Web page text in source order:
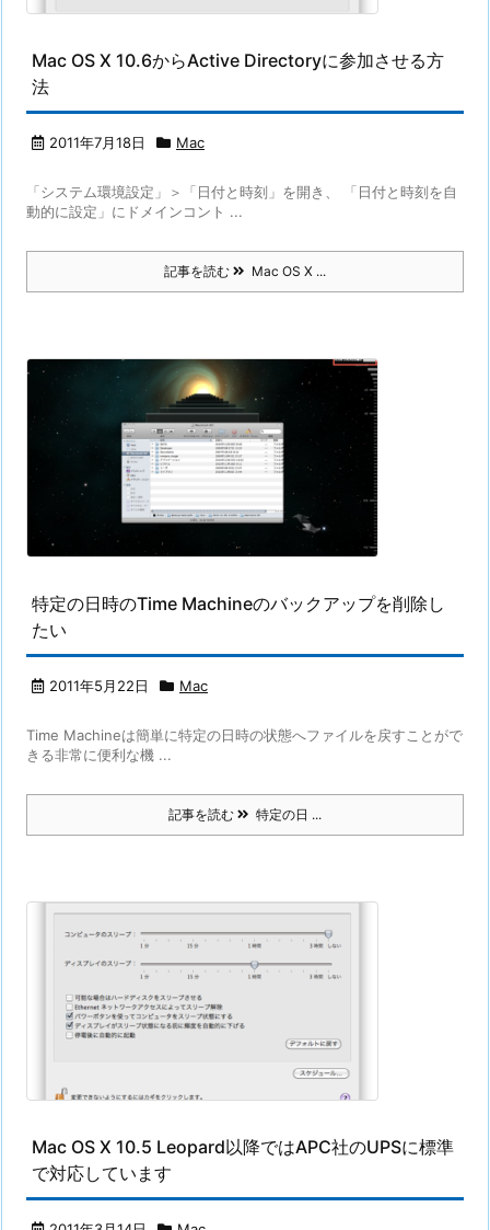
Mac OS X 10.6からActive Directoryに参加させる方
法
2011年7月18日 Mac
「システム環境設定」＞「日付と時刻」を開き、 「日付と時刻を自
動的に設定」にドメインコント ...
記事を読む Mac OS X ...
特定の日時のTime Machineのバックアップを削除し
たい
2011年5月22日 Mac
Time Machineは簡単に特定の日時の状態へファイルを戻すことがで
きる非常に便利な機 ...
記事を読む 特定の日 ...
Mac OS X 10.5 Leopard以降ではAPC社のUPSに標準
で対応しています